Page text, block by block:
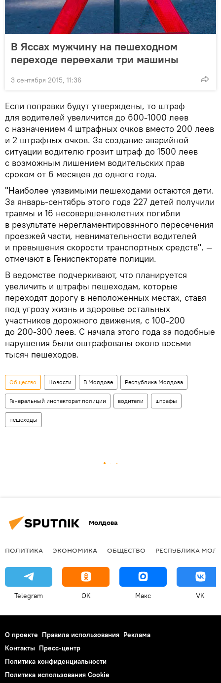
В Яссах мужчину на пешеходном
переходе переехали три машины
3 сентября 2015, 11:36
Если поправки будут утверждены, то штраф
для водителей увеличится до 600-1000 леев
с назначением 4 штрафных очков вместо 200 леев
и 2 штрафных очков. За создание аварийной
ситуации водителю грозит штраф до 1500 леев
с возможным лишением водительских прав
сроком от 6 месяцев до одного года.
"Наиболее уязвимыми пешеходами остаются дети.
За январь-сентябрь этого года 227 детей получили
травмы и 16 несовершеннолетних погибли
в результате нерегламентированного пересечения
проезжей части, невнимательности водителей
и превышения скорости транспортных средств", —
отмечают в Гениспекторате полиции.
В ведомстве подчеркивают, что планируется
увеличить и штрафы пешеходам, которые
переходят дорогу в неположенных местах, ставя
под угрозу жизнь и здоровье остальных
участников дорожного движения, с 100-200
до 200-300 леев. С начала этого года за подобные
нарушения были оштрафованы около восьми
тысяч пешеходов.
Общество Новости В Молдове Республика Молдова
Генеральный инспекторат полиции водители штрафы
пешеходы
Молдова
ПОЛИТИКА ЭКОНОМИКА ОБЩЕСТВО РЕСПУБЛИКА
Telegram OK Макс VK
О проекте Правила использования Реклама
Контакты Пресс-центр
Политика конфиденциальности
Политика использования Cookie